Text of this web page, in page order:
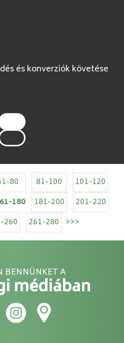
és konverziók követése
80 81-100
101-120
180 181-200
201-220
260 261-280 >>>
BENNÜNKET A
médiában